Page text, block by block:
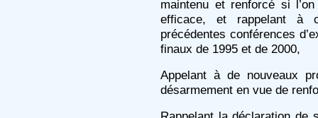
maintenu et renforcé si
efficace, et rappelant à
précédentes conférences
finaux de 1995 et de 2000,
Appelant à de nouveaux
désarmement en vue de